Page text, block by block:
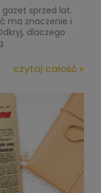
sprzed lat.
ma znaczenie i
dlaczego
czytaj całość »